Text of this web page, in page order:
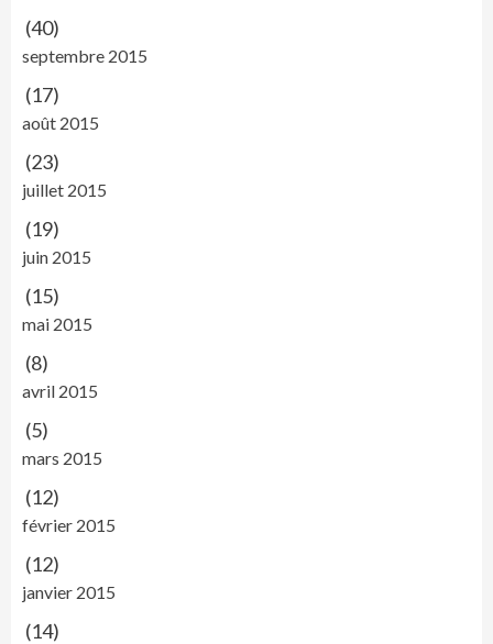
(40)
septembre 2015
(17)
août 2015
(23)
juillet 2015
(19)
juin 2015
(15)
mai 2015
(8)
avril 2015
(5)
mars 2015
(12)
février 2015
(12)
janvier 2015
(14)